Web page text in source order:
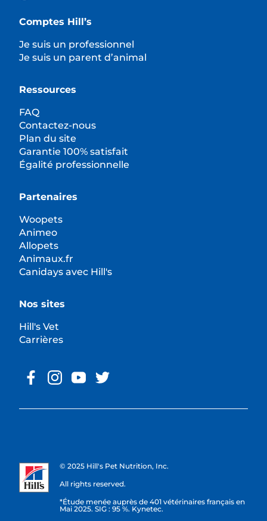
Comptes Hill’s
Je suis un professionnel
Je suis un parent d’animal
Ressources
FAQ
Contactez-nous
Plan du site
Garantie 100% satisfait
Égalité professionnelle
Partenaires
Woopets
Animeo
Allopets
Animaux.fr
Canidays avec Hill's
Nos sites
Hill's Vet
Carrières
© 2025 Hill's Pet Nutrition, Inc.
All rights reserved.
*Étude menée auprès de 401 vétérinaires français en
Mai 2025. SIG : 95 %. Kynetec.